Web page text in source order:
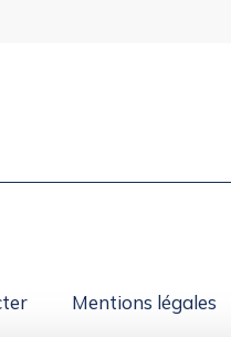
Mentions légales